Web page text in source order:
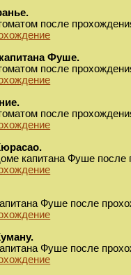
после
Фуше.
после
после
капитана Фуше после
Фуше после
Фуше после